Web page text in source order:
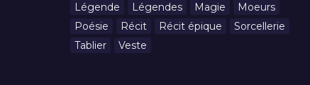
Légende
Légendes Magie
Moeurs
Poésie
Récit Récit épique
Sorcellerie
Tablier
Veste